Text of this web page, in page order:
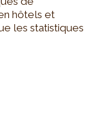
hôtels et
les statistiques